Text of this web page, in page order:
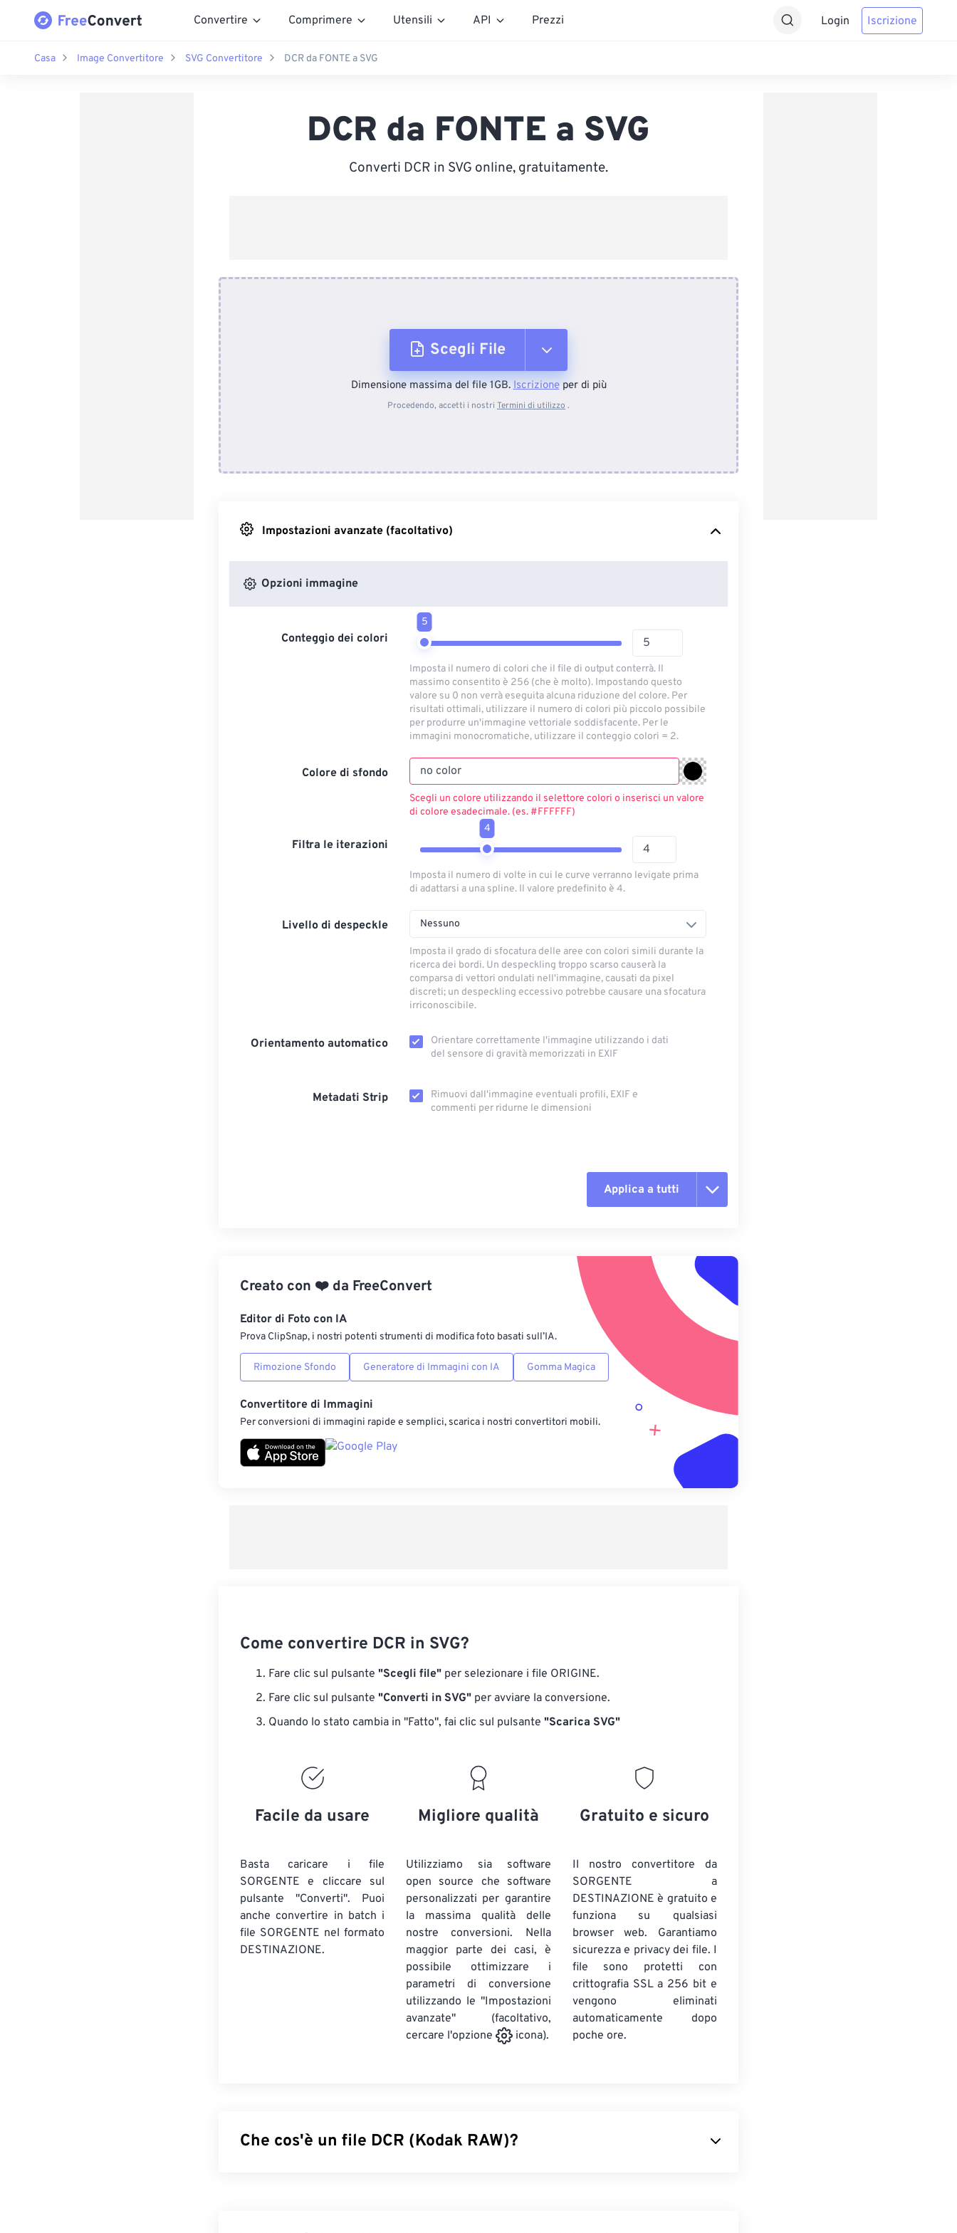
Convertire Comprimere Utensili API Prezzi Login Iscrizione
Casa Image Convertitore SVG Convertitore DCR da FONTE a SVG
DCR da FONTE a SVG
Converti DCR in SVG online, gratuitamente.
Scegli File
Dal dispositivo
Dimensione massima del file 1GB.Iscrizioneper di più
Procedendo, accetti i nostri Termini di utilizzo .
Impostazioni avanzate (facoltativo)
Opzioni immagine
Conteggio dei colori
5
Imposta il numero di colori che il file di output conterrà. Il
massimo consentito è 256 (che è molto). Impostando questo
valore su 0 non verrà eseguita alcuna riduzione del colore. Per
risultati ottimali, utilizzare il numero di colori più piccolo possibile
per produrre un'immagine vettoriale soddisfacente. Per le
immagini monocromatiche, utilizzare il conteggio colori = 2.
Colore di sfondo
Scegli un colore utilizzando il selettore colori o inserisci un valore
di colore esadecimale. (es. #FFFFFF)
Filtra le iterazioni
4
Imposta il numero di volte in cui le curve verranno levigate prima
di adattarsi a una spline. Il valore predefinito è 4.
Livello di despeckle Nessuno
Imposta il grado di sfocatura delle aree con colori simili durante la
ricerca dei bordi. Un despeckling troppo scarso causerà la
comparsa di vettori ondulati nell'immagine, causati da pixel
discreti; un despeckling eccessivo potrebbe causare una sfocatura
irriconoscibile.
Orientamento automatico
Orientare correttamente l'immagine utilizzando i dati
del sensore di gravità memorizzati in EXIF
Metadati Strip
Rimuovi dall'immagine eventuali profili, EXIF ​​e
commenti per ridurne le dimensioni
Applica a tutti
Applica da preimpostazione
Salva come predefinito
Creato con ❤️ da FreeConvert
Editor di Foto con IA
Prova ClipSnap, i nostri potenti strumenti di modifica foto basati sull’IA.
Rimozione Sfondo Generatore di Immagini con IA Gomma Magica
Convertitore di Immagini
Per conversioni di immagini rapide e semplici, scarica i nostri convertitori mobili.
Come convertire DCR in SVG?
Fare clic sul pulsante "Scegli file" per selezionare i file ORIGINE.
Fare clic sul pulsante "Converti in SVG" per avviare la conversione.
Quando lo stato cambia in "Fatto", fai clic sul pulsante "Scarica SVG"
Facile da usare
Basta caricare i file
SORGENTE e cliccare sul
pulsante "Converti". Puoi
anche convertire in batch i
file SORGENTE nel formato
DESTINAZIONE.
Migliore qualità
Utilizziamo sia software
open source che software
personalizzati per garantire
la massima qualità delle
nostre conversioni. Nella
maggior parte dei casi, è
possibile ottimizzare i
parametri di conversione
utilizzando le "Impostazioni
avanzate" (facoltativo,
cercare l'opzione
icona).
Gratuito e sicuro
Il nostro convertitore da
SORGENTE a
DESTINAZIONE è gratuito e
funziona su qualsiasi
browser web. Garantiamo
sicurezza e privacy dei file. I
file sono protetti con
crittografia SSL a 256 bit e
vengono eliminati
automaticamente dopo
poche ore.
Che cos'è un file DCR (Kodak RAW)?